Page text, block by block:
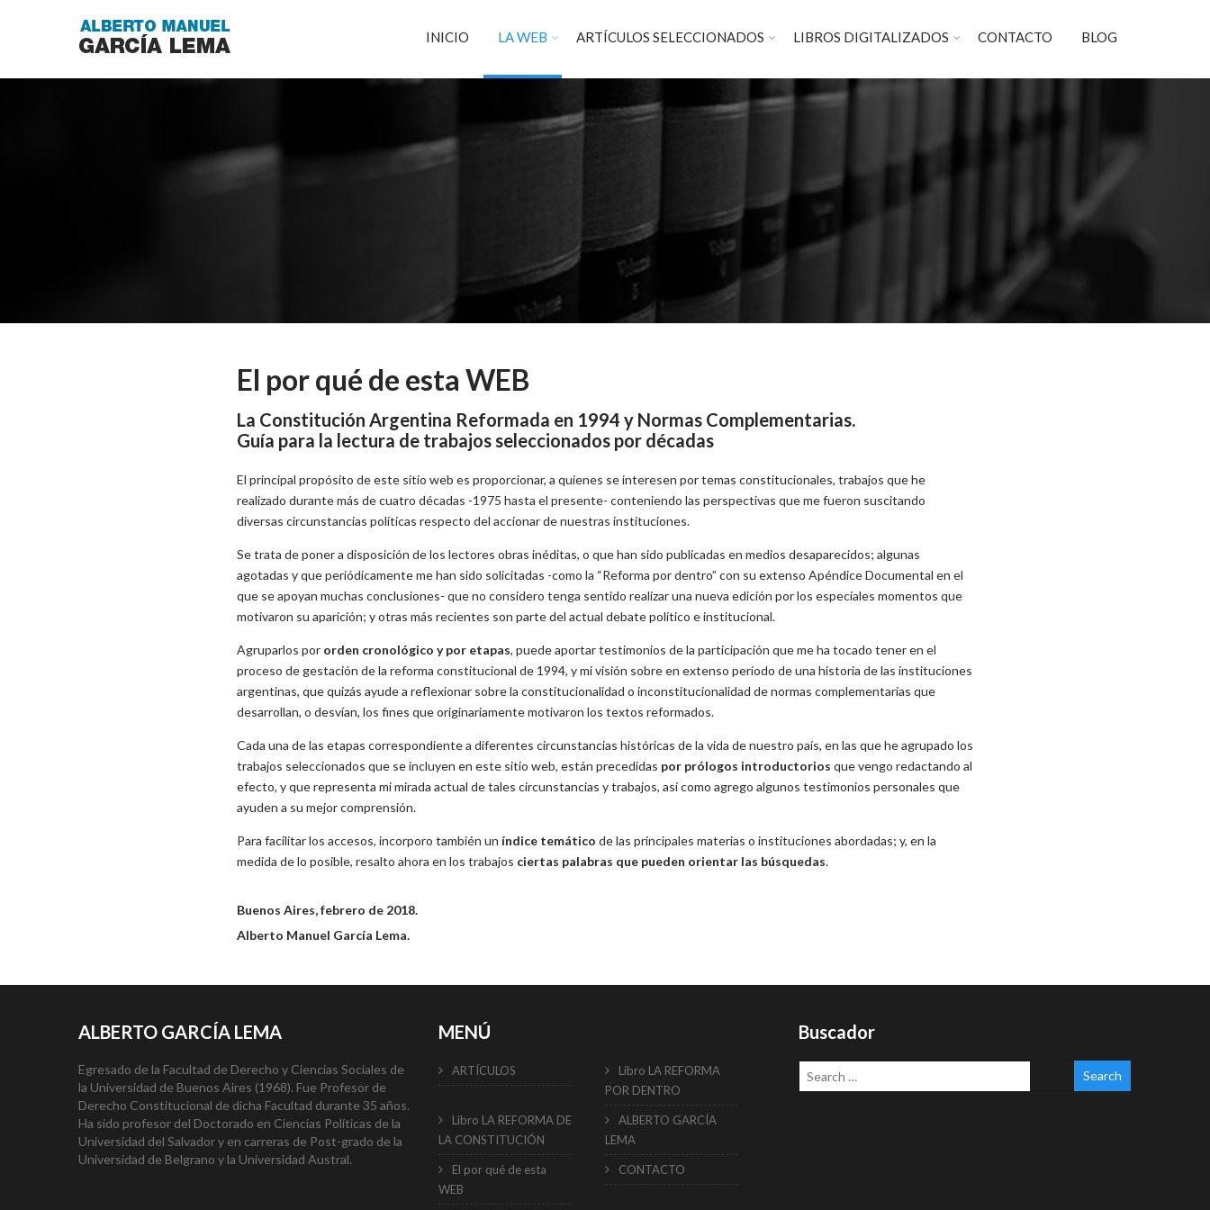
INICIO LA WEB ARTÍCULOS SELECCIONADOS LIBROS DIGITALIZADOS CONTACTO BLOG
El por qué de esta WEB
La Constitución Argentina Reformada en 1994 y Normas Complementarias.
Guía para la lectura de trabajos seleccionados por décadas
El principal propósito de este sitio web es proporcionar, a quienes se interesen por temas constitucionales, trabajos que he
realizado durante más de cuatro décadas -1975 hasta el presente- conteniendo las perspectivas que me fueron suscitando
diversas circunstancias políticas respecto del accionar de nuestras instituciones.
Se trata de poner a disposición de los lectores obras inéditas, o que han sido publicadas en medios desaparecidos; algunas
agotadas y que periódicamente me han sido solicitadas -como la “Reforma por dentro” con su extenso Apéndice Documental en el
que se apoyan muchas conclusiones- que no considero tenga sentido realizar una nueva edición por los especiales momentos que
motivaron su aparición; y otras más recientes son parte del actual debate político e institucional.
Agruparlos por orden cronológico y por etapas, puede aportar testimonios de la participación que me ha tocado tener en el
proceso de gestación de la reforma constitucional de 1994, y mi visión sobre en extenso período de una historia de las instituciones
argentinas, que quizás ayude a reflexionar sobre la constitucionalidad o inconstitucionalidad de normas complementarias que
desarrollan, o desvían, los fines que originariamente motivaron los textos reformados.
Cada una de las etapas correspondiente a diferentes circunstancias históricas de la vida de nuestro país, en las que he agrupado los
trabajos seleccionados que se incluyen en este sitio web, están precedidas por prólogos introductorios que vengo redactando al
efecto, y que representa mi mirada actual de tales circunstancias y trabajos, así como agrego algunos testimonios personales que
ayuden a su mejor comprensión.
Para facilitar los accesos, incorporo también un índice temático de las principales materias o instituciones abordadas; y, en la
medida de lo posible, resalto ahora en los trabajos ciertas palabras que pueden orientar las búsquedas.
Buenos Aires, febrero de 2018.
Alberto Manuel García Lema.
ALBERTO GARCÍA LEMA
Egresado de la Facultad de Derecho y Ciencias Sociales de
la Universidad de Buenos Aires (1968). Fue Profesor de
Derecho Constitucional de dicha Facultad durante 35 años.
Ha sido profesor del Doctorado en Ciencias Políticas de la
Universidad del Salvador y en carreras de Post-grado de la
Universidad de Belgrano y la Universidad Austral.
MENÚ
ARTÍCULOS
Libro LA REFORMA
POR DENTRO
Libro LA REFORMA DE
LA CONSTITUCIÓN
ALBERTO GARCÍA
LEMA
El por qué de esta
WEB
CONTACTO
Buscador